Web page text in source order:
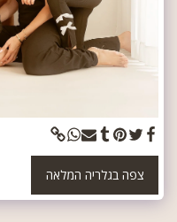
צפה בגלריה המלאה